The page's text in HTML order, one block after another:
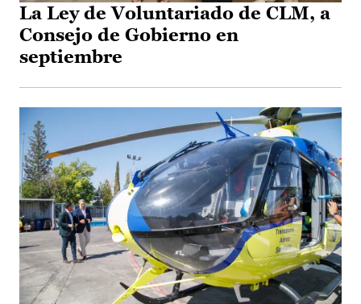
La Ley de Voluntariado de CLM, a
Consejo de Gobierno en
septiembre